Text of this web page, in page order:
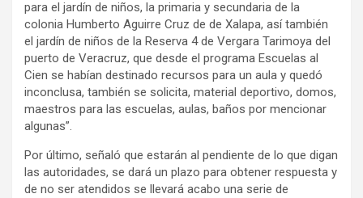
para el jardín de niños, la primaria y secundaria de la
colonia Humberto Aguirre Cruz de de Xalapa, así también
el jardín de niños de la Reserva 4 de Vergara Tarimoya del
puerto de Veracruz, que desde el programa Escuelas al
Cien se habían destinado recursos para un aula y quedó
inconclusa, también se solicita, material deportivo, domos,
maestros para las escuelas, aulas, baños por mencionar
algunas”.
Por último, señaló que estarán al pendiente de lo que digan
las autoridades, se dará un plazo para obtener respuesta y
de no ser atendidos se llevará acabo una serie de